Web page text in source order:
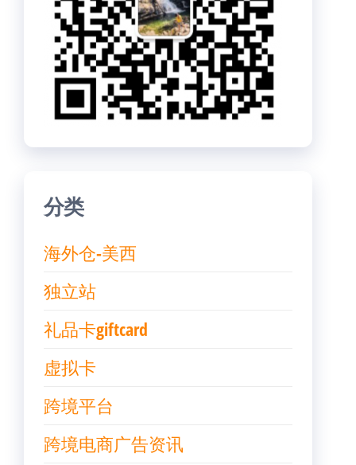
分类
海外仓-美西
独立站
礼品卡giftcard
虚拟卡
跨境平台
跨境电商广告资讯